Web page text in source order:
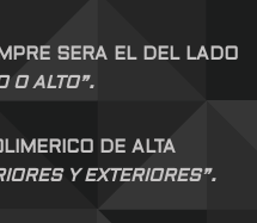
SERA EL DEL LADO
O ALTO”.
DE ALTA
Y EXTERIORES”.